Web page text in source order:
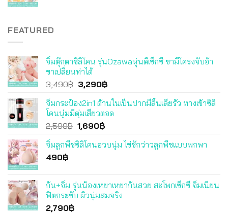
FEATURED
จิ๋มตุ๊กตาซิลิโคน รุ่นOzawaหุ่นดีเซ็กซี่ ขามีโครงจับอ้า
ขาเปลี่ยนท่าได้
3,490฿ Original
was:
3,490฿.
3,290฿Current
is:
3,290฿.
จิ๋มกระป๋อง2in1 ด้านในเป็นปากมีลิ้นเลียรัว ทางเข้าซิลิ
โคนนุ่มมีตุ่มเสียวตอด
2,590฿ Original
was:
1,690฿Current
is:
จิ๋มลูกพีชซิลิโคนอวบนุ่ม ไข่ชักว่าวลูกพีชแบบพกพา
490฿
ก้น+จิ๋ม รุ่นน้องเหยาเหยาก้นสวย สะโพกเซ็กซี่ จิ๋มเนียน
ฟิตกระชับ ผิวนุ่มสมจริง
2,790฿